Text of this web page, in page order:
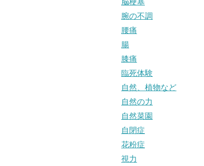
脳梗塞
腕の不調
腰痛
腸
膝痛
臨死体験
自然、植物など
自然の力
自然菜園
自閉症
花粉症
視力